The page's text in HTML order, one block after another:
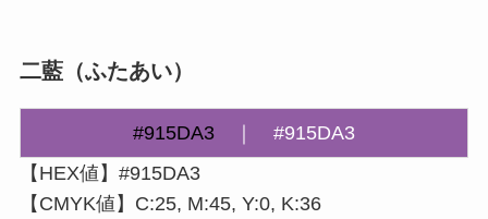
二藍（ふたあい）
#915DA3｜ #915DA3
【HEX値】#915DA3
【CMYK値】C:25, M:45, Y:0, K:36